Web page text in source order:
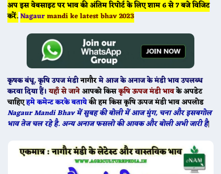
अप इस वेबसाइट पर भाव की अंतिम रिपोर्ट के लिए शाम 6 से 7 बजे विजिट
करें.Nagaurmandi ke latest bhav 2023
कृषक बंधू, कृषि उपज मंडीनागौरमेआज केअनाज के मंडी भाव उपलब्ध
करवा दिया हैं। यहाँ से जानेआपको किसकृषि ऊपज मंडी भावके अपडेट
चाहिएहमे कमेन्ट करके बतायेकी हम किस कृषि ऊपज मंडी भाव अपलोड
Nagaur Mandi Bhav में सुबह की बोली में आज मुंग, चना और इसबगोल
भाव तेज चल रहे है. अन्य अनाज फसलो की आवक और बोली अभी जारी है|